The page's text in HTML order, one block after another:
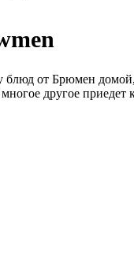
блюд от Брюмен
другое приедет